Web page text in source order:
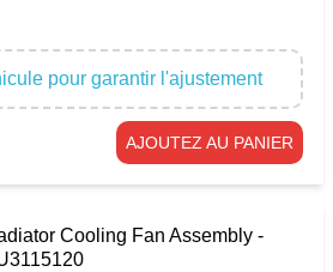
pour garantir l'ajustement
AJOUTEZ AU PANIER
Cooling Fan Assembly -